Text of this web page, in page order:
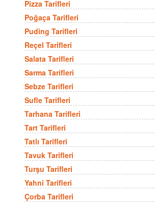
Pizza Tarifleri
Poğaça Tarifleri
Puding Tarifleri
Reçel Tarifleri
Salata Tarifleri
Sarma Tarifleri
Sebze Tarifleri
Sufle Tarifleri
Tarhana Tarifleri
Tart Tarifleri
Tatlı Tarifleri
Tavuk Tarifleri
Turşu Tarifleri
Yahni Tarifleri
Çorba Tarifleri